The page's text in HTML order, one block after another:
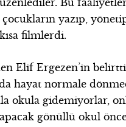
Bu
yazıp,
filmlerdi.
Elif Ergezen’in
hayat normale
okula gidemiyorlar,
gönüllü okul